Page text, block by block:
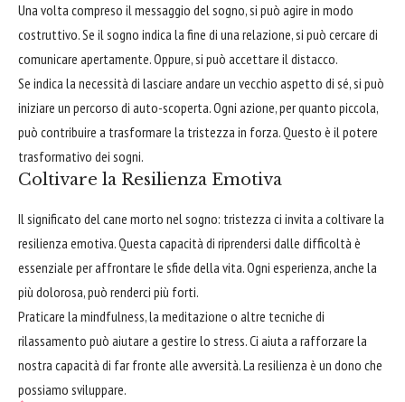
Una volta compreso il messaggio del sogno, si può agire in modo
costruttivo. Se il sogno indica la fine di una relazione, si può cercare di
comunicare apertamente. Oppure, si può accettare il distacco.
Se indica la necessità di lasciare andare un vecchio aspetto di sé, si può
iniziare un percorso di auto-scoperta. Ogni azione, per quanto piccola,
può contribuire a trasformare la tristezza in forza. Questo è il potere
trasformativo dei sogni.
Coltivare la Resilienza Emotiva
Il significato del cane morto nel sogno: tristezza ci invita a coltivare la
resilienza emotiva. Questa capacità di riprendersi dalle difficoltà è
essenziale per affrontare le sfide della vita. Ogni esperienza, anche la
più dolorosa, può renderci più forti.
Praticare la mindfulness, la meditazione o altre tecniche di
rilassamento può aiutare a gestire lo stress. Ci aiuta a rafforzare la
nostra capacità di far fronte alle avversità. La resilienza è un dono che
possiamo sviluppare.